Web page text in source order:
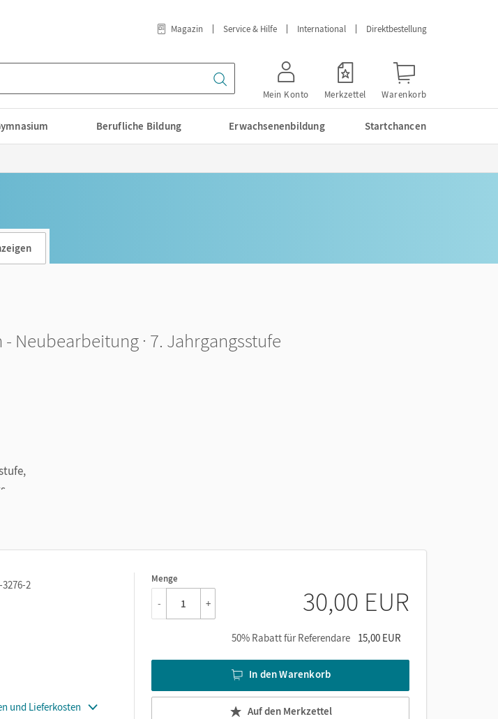
Magazin Service & Hilfe International Direktbestellung
Mein Konto Merkzettel Warenkorb
Berufliche Bildung Erwachsenenbildung Startchancen
Neubearbeitung · 7. Jahrgangsstufe
Experimente, Projekte),
2
und Lieferkosten
Menge
1
- + 30,00 EUR
50% Rabatt für Referendare 15,00 EUR
In den Warenkorb
Auf den Merkzettel